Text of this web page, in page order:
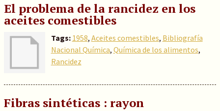
El problema de la rancidez en los
aceites comestibles
Tags: 1958, Aceites comestibles, Bibliografía
Nacional Química, Química de los alimentos,
Rancidez
Fibras sintéticas : rayon